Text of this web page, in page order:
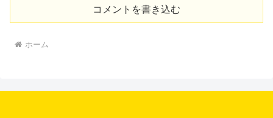
コメントを書き込む
ホーム